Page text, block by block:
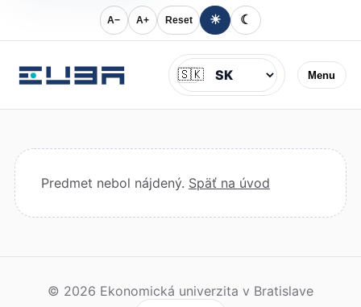
A− A+ Reset ☀ ☾
Menu
Jazyk
🇸🇰
Predmet nebol nájdený. Späť na úvod
© 2026 Ekonomická univerzita v Bratislave